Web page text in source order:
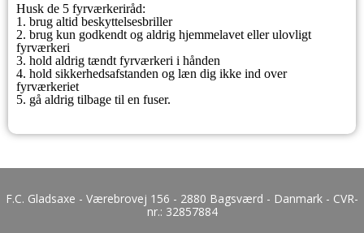
Husk de 5 fyrværkeriråd:
1. brug altid beskyttelsesbriller
2. brug kun godkendt og aldrig hjemmelavet eller ulovligt
fyrværkeri
3. hold aldrig tændt fyrværkeri i hånden
4. hold sikkerhedsafstanden og læn dig ikke ind over
fyrværkeriet
5. gå aldrig tilbage til en fuser.
F.C. Gladsaxe - Værebrovej 156 - 2880 Bagsværd - Danmark - CVR-
nr.: 32857884